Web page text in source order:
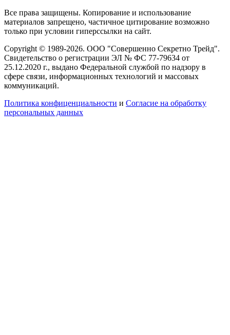
Все права защищены. Копирование и использование
материалов запрещено, частичное цитирование возможно
только при условии гиперссылки на сайт.
Copyright © 1989-2026. ООО "Совершенно Секретно Трейд".
Свидетельство о регистрации ЭЛ № ФС 77-79634 от
25.12.2020 г., выдано Федеральной службой по надзору в
сфере связи, информационных технологий и массовых
коммуникаций.
Политика конфиценциальности и Согласие на обработку
персональных данных